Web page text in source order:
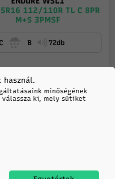
112/110R TL C 8PR
M+S 3PMSF
C B 72db
HUF/db
Kumho
használ.
minőségének
ki, mely sütiket